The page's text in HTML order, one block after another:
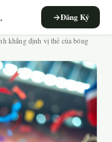
. Đăng Ký
khẳng định vị thế của bóng